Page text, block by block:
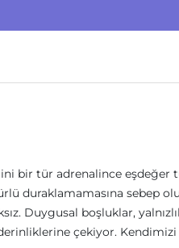
bir tür adrenalince eşdeğer
duraklamamasına sebep
Duygusal boşluklar,
çekiyor.